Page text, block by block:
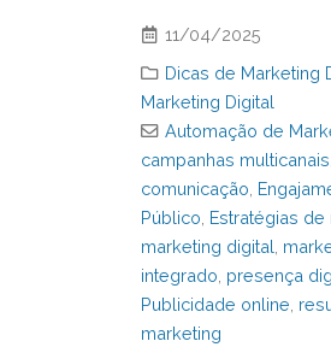
11/04/2025
Dicas de Marketing
Marketing Digital
Automação de
campanhas multicanais
comunicação
Público Estratégias de
marketing digital
integrado presença
Publicidade online
marketing